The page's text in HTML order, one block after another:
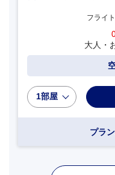
フライ
大人・
1部屋
プラ